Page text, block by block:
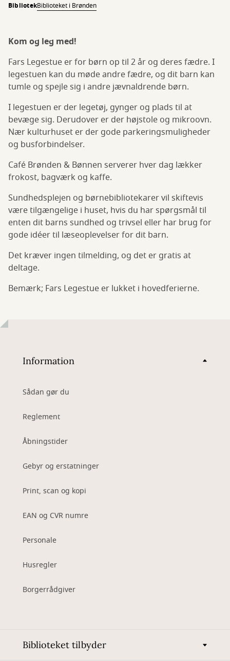
BibliotekBiblioteket i Brønden
Kom og leg med!
Fars Legestue er for børn op til 2 år og deres fædre. I
legestuen kan du møde andre fædre, og dit barn kan
tumle og spejle sig i andre jævnaldrende børn.
I legestuen er der legetøj, gynger og plads til at
bevæge sig. Derudover er der højstole og mikroovn.
Nær kulturhuset er der gode parkeringsmuligheder
og busforbindelser.
Café Brønden & Bønnen serverer hver dag lækker
frokost, bagværk og kaffe.
Sundhedsplejen og børnebibliotekarer vil skiftevis
være tilgængelige i huset, hvis du har spørgsmål til
enten dit barns sundhed og trivsel eller har brug for
gode idéer til læseoplevelser for dit barn.
Det kræver ingen tilmelding, og det er gratis at
deltage.
Bemærk; Fars Legestue er lukket i hovedferierne.
Information
Sådan gør du
Reglement
Åbningstider
Gebyr og erstatninger
Print, scan og kopi
EAN og CVR numre
Personale
Husregler
Borgerrådgiver
Biblioteket tilbyder